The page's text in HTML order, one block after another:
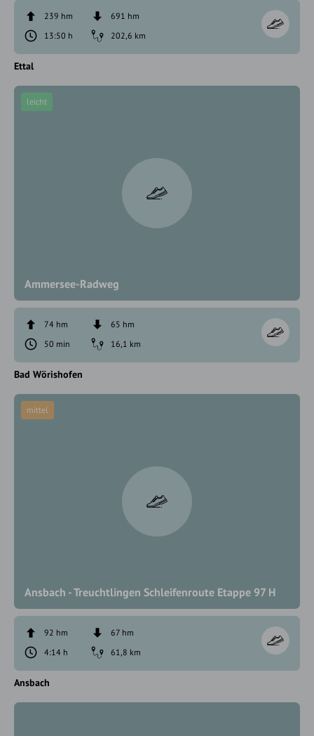
239 hm
691 hm
13:50 h
202,6 km
Ettal
Ammersee-Radweg
leicht
74 hm
65 hm
50 min
16,1 km
Bad Wörishofen
Ansbach - Treuchtlingen Schleifenroute Etappe 97 H
mittel
92 hm
67 hm
4:14 h
61,8 km
Ansbach